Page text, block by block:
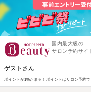
国内最大級の
サロン予約サイ
ゲストさん
ポイントが1%たまる！ ポイントはサロン予約で